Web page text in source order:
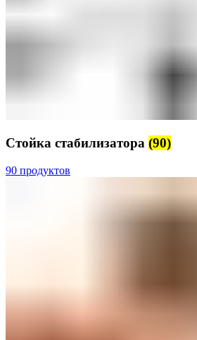
Стойка стабилизатора (90)
90 продуктов